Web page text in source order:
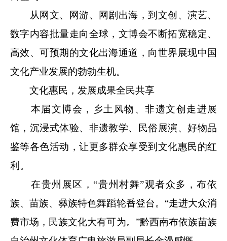
从网文、网游、网剧出海，到文创、演艺、
数字内容批量走向全球，文博会不断拓宽稳定、
高效、可预期的文化出海通道，向世界展现中国
文化产业发展的勃勃生机。
文化惠民，发展成果全民共享
本届文博会，乡土风物、非遗文创走进展
馆，沉浸式体验、非遗教学、民俗展演、好物品
鉴等各色活动，让更多群众享受到文化惠民的红
利。
在贵州展区，“贵州村舞”观者众多，布依
族、苗族、彝族特色舞蹈轮番登台。“走进大众消
费市场，民族文化大有可为。”黔西南布依族苗族